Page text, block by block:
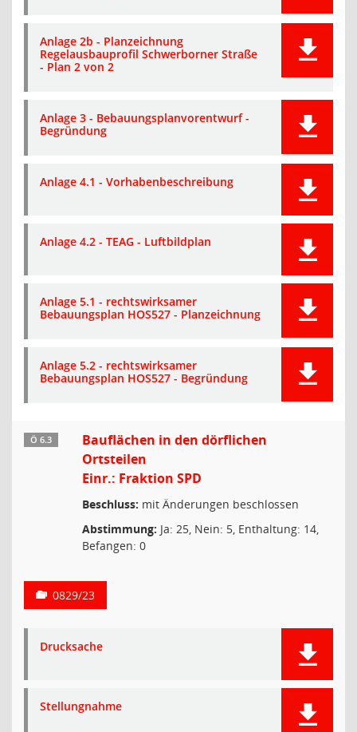
Anlage 2b - Planzeichnung
Regelausbauprofil Schwerborner Straße
- Plan 2 von 2
Anlage 3 - Bebauungsplanvorentwurf -
Begründung
Anlage 4.1 - Vorhabenbeschreibung
Anlage 4.2 - TEAG - Luftbildplan
Anlage 5.1 - rechtswirksamer
Bebauungsplan HOS527 - Planzeichnung
Anlage 5.2 - rechtswirksamer
Bebauungsplan HOS527 - Begründung
Ö 6.3
Bauflächen in den dörflichen
Ortsteilen
Einr.: Fraktion SPD
Beschluss: mit Änderungen beschlossen
Abstimmung: Ja: 25, Nein: 5, Enthaltung: 14,
Befangen: 0
0829/23
Drucksache
Stellungnahme